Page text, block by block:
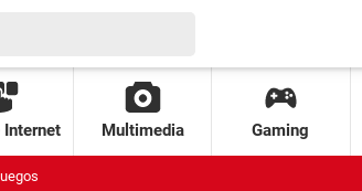
Internet Multimedia Gaming